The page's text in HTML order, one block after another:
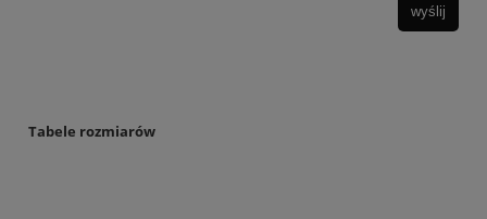
wyślij
Tabele rozmiarów